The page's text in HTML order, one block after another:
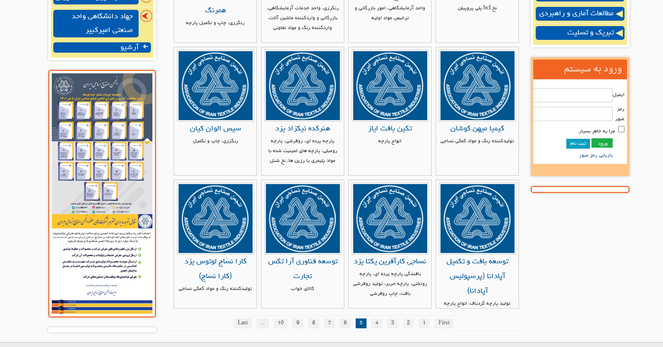
مطالعات آماری و راهبردی
تبریک و تسلیت
ورود به سیستم
ایمیل
رمز
عبور
مرا به خاطر بسپار.
ثبت نام
بازیابی رمز عبور
نخ bcf پلی پروپیلن
واحد آزمایشگاهی، امور بازرگانی و
ترخیص مواد اولیه
رنگرزی، واحد خدمات آزمایشگاهی،
بازرگانی و واردکننده ماشین آلات،
واردکننده رنگ و مواد تعاونی
همرنگ
رنگرزی، چاپ و تکمیل پارچه
کیمیا میهن کوشان
تولیدکننده رنگ و مواد کمکی نساجی
تکین بافت ایاز
انواع پارچه
هنرکده نیکزاد یزد
پارچه پرده ای، روفرشی، پارچه
رومبلی، پارچه های لمینیت شده با
مواد پلیمری یا رزین ها، نخ شنل
سیس الوان کیان
رنگرزی، چاپ و تکمیل
توسعه بافت و تکمیل
آپادانا (پرسپولیس
آپادانا)
تولید پارچه گردباف، انواع پارچه
نساجی کارآفرین یکتا یزد
بافندگی پارچه پرده ای، پارچه
روتختی، پارچه حریر، تولید روفرشی
بافت، چاپ روفرشی
توسعه فناوری آرا تکس
تجارت
کالای خواب
کارا نساج لوتوس یزد
(کارا نساج)
تولیدکننده رنگ و مواد کمکی نساجی
First
1
2
3
4
5
6
7
8
9
10
...
Last
جهاد دانشگاهی واحد
صنعتی امیرکبیر
آرشیو